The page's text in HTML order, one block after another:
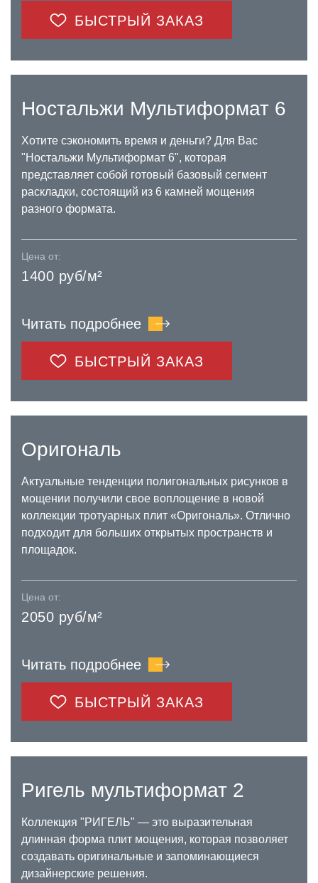
БЫСТРЫЙ ЗАКАЗ
Ностальжи Мультиформат 6
Хотите сэкономить время и деньги? Для Вас
"Ностальжи Мультиформат 6", которая
представляет собой готовый базовый сегмент
раскладки, состоящий из 6 камней мощения
разного формата.
Цена от:
1400 руб/м²
Читать подробнее
БЫСТРЫЙ ЗАКАЗ
Оригональ
Актуальные тенденции полигональных рисунков в
мощении получили свое воплощение в новой
коллекции тротуарных плит «Оригональ». Отлично
подходит для больших открытых пространств и
площадок.
Цена от:
2050 руб/м²
Читать подробнее
БЫСТРЫЙ ЗАКАЗ
Ригель мультиформат 2
Коллекция "РИГЕЛЬ" — это выразительная
длинная форма плит мощения, которая позволяет
создавать оригинальные и запоминающиеся
дизайнерские решения.